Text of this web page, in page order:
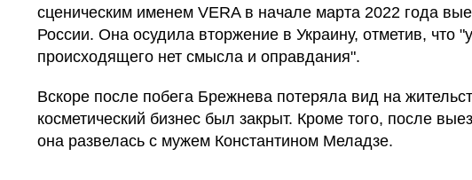
сценическим именем VERA в начале марта 2022 года
России. Она осудила вторжение в Украину, отметив, что "у
происходящего нет смысла и оправдания".
Вскоре после побега Брежнева потеряла вид на
косметический бизнес был закрыт. Кроме того, после
она развелась с мужем Константином Меладзе.